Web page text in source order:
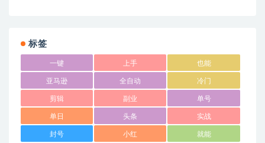
标签
一键 上手 也能
亚马逊 全自动 冷门
剪辑 副业 单号
单日 头条 实战
封号 小红 就能